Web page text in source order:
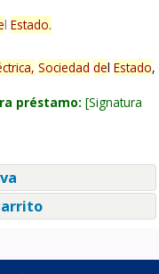
l Estado.
Sociedad del Estado,
préstamo: Signatura